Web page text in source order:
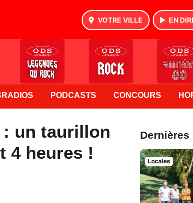
VOTRE VILLE EN
PODCASTS CONCOURS
: un taurillon
4 heures !
Dernières
Locales